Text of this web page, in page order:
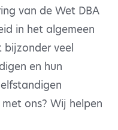
van de Wet DBA
in het algemeen
bijzonder veel
en hun
ons? Wij helpen